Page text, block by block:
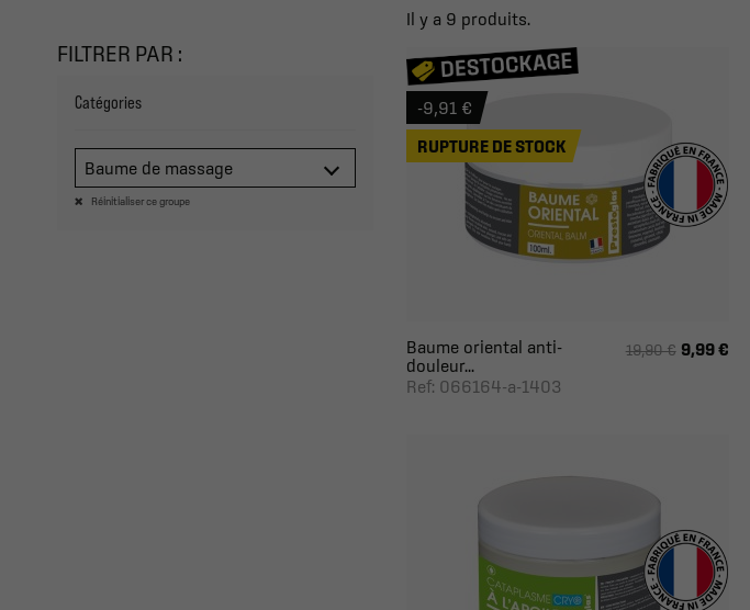
FILTRER PAR :
Catégories
Baume de massage
Réinitialiser ce groupe
Il y a 9 produits.
Baume oriental anti-
douleur...
Ref: 066164-a-1403
19,90 € 9,99 €
-9,91 €
RUPTURE DE STOCK